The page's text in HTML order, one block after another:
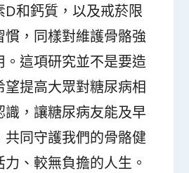
D和鈣質，以及戒菸限
慣，同樣對維護骨骼強
。這項研究並不是要造
望提高大眾對糖尿病相
識，讓糖尿病友能及早
共同守護我們的骨骼健
、較無負擔的人生。